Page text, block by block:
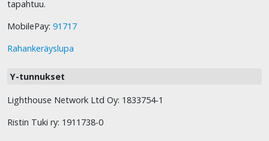
tapahtuu.
MobilePay: 91717
Rahankeräyslupa
Y-tunnukset
Lighthouse Network Ltd Oy: 1833754-1
Ristin Tuki ry: 1911738-0